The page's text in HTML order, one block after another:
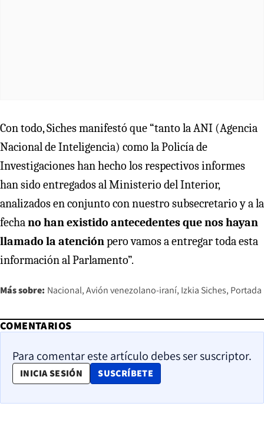
Con todo, Siches manifestó que “tanto la ANI (Agencia
Nacional de Inteligencia) como la Policía de
Investigaciones han hecho los respectivos informes
han sido entregados al Ministerio del Interior,
analizados en conjunto con nuestro subsecretario y a la
fechano han existido antecedentes que nos hayan
llamado la atenciónpero vamos a entregar toda esta
información al Parlamento”.
Más sobre: Nacional Avión venezolano-iraní Izkia Siches Portada
COMENTARIOS
Para comentar este artículo debes ser suscriptor.
INICIA SESIÓN SUSCRÍBETE
OPENS IN NEW WINDOW